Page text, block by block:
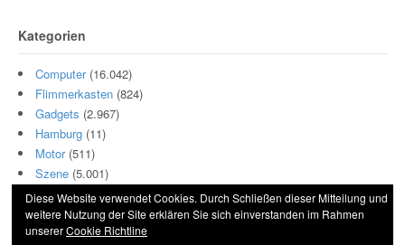
Kategorien
Computer(16.042)
Flimmerkasten (824)
Gadgets (2.967)
Hamburg (11)
Motor(511)
Szene (5.001)
Diese Website verwendet Cookies. Durch Schließen dieser Mitteilung und
weitere Nutzung der Site erklären Sie sich einverstanden im Rahmen
unsererCookie Richtline